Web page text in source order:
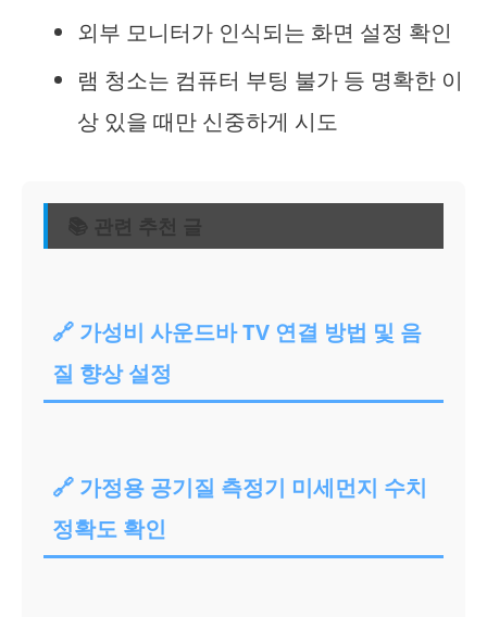
외부 모니터가 인식되는 화면 설정 확인
램 청소는 컴퓨터 부팅 불가 등 명확한 이
상 있을 때만 신중하게 시도
📚 관련 추천 글
🔗 가성비 사운드바 TV 연결 방법 및 음
질 향상 설정
🔗 가정용 공기질 측정기 미세먼지 수치
정확도 확인